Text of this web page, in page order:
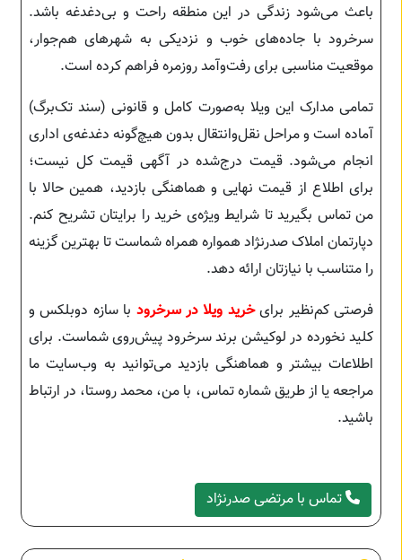
باعث می‌شود زندگی در این منطقه راحت و بی‌دغدغه باشد.
سرخرود با جاده‌های خوب و نزدیکی به شهرهای هم‌جوار،
موقعیت مناسبی برای رفت‌وآمد روزمره فراهم کرده است.
تمامی مدارک این ویلا به‌صورت کامل و قانونی (سند تک‌برگ)
آماده است و مراحل نقل‌وانتقال بدون هیچ‌گونه دغدغه‌ی اداری
انجام می‌شود. قیمت درج‌شده در آگهی قیمت کل نیست؛
برای اطلاع از قیمت نهایی و هماهنگی بازدید، همین حالا با
من تماس بگیرید تا شرایط ویژه‌ی خرید را برایتان تشریح کنم.
دپارتمان املاک صدرنژاد همواره همراه شماست تا بهترین گزینه
را متناسب با نیازتان ارائه دهد.
فرصتی کم‌نظیر برایخرید ویلا در سرخرود با سازه دوبلکس و
کلید نخورده در لوکیشن برند سرخرود پیش‌روی شماست. برای
اطلاعات بیشتر و هماهنگی بازدید می‌توانید به وب‌سایت ما
مراجعه یا از طریق شماره تماس، با من، محمد روستا، در ارتباط
باشید.
تماس با مرتضی صدرنژاد